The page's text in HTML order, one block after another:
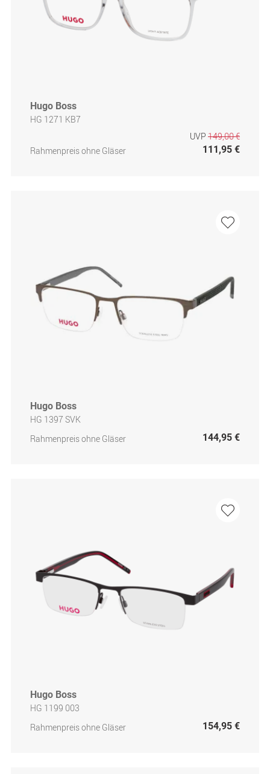
Hugo Boss
HG 1271 KB7
Rahmenpreis ohne Gläser
UVP 149,00 €
111,95 €
Hugo Boss
HG 1397 SVK
Rahmenpreis ohne Gläser
144,95 €
Hugo Boss
HG 1199 003
Rahmenpreis ohne Gläser
154,95 €